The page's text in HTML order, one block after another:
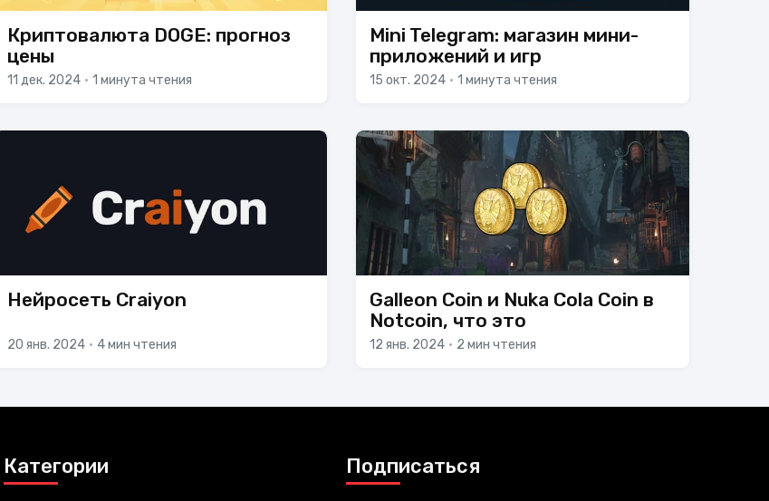
Криптовалюта DOGE: прогноз
цены
11 дек. 2024 • 1 минута чтения
Mini Telegram: магазин мини-
приложений и игр
15 окт. 2024 • 1 минута чтения
Нейросеть Craiyon
20 янв. 2024 • 4 мин чтения
Galleon Coin и Nuka Cola Coin в
Notcoin, что это
12 янв. 2024 • 2 мин чтения
Категории Подписаться